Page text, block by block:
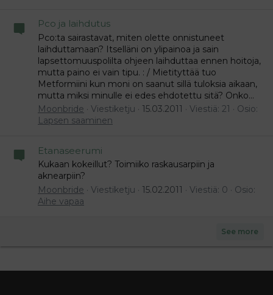
Pco ja laihdutus
Pco:ta sairastavat, miten olette onnistuneet
laihduttamaan? Itselläni on ylipainoa ja sain
lapsettomuuspolilta ohjeen laihduttaa ennen hoitoja,
mutta paino ei vain tipu. : / Mietityttää tuo
Metformiini kun moni on saanut sillä tuloksia aikaan,
mutta miksi minulle ei edes ehdotettu sitä? Onko...
Moonbride
Viestiketju 15.03.2011 Viestiä: 21
Osio:
Lapsen saaminen
Etanaseerumi
Kukaan kokeillut? Toimiiko raskausarpiin ja
aknearpiin?
Moonbride
Viestiketju 15.02.2011 Viestiä: 0
Osio:
Aihe vapaa
See more